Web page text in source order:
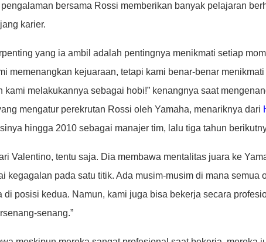
bersama Rossi memberikan banyak pelajaran
karier.
yang ia ambil adalah pentingnya menikmati setiap
memenangkan kejuaraan, tetapi kami benar-benar
kami melakukannya sebagai hobi!” kenangnya saat
mengatur perekrutan Rossi oleh Yamaha, menariknya dari
hingga 2010 sebagai manajer tim, lalu tiga tahun
Valentino, tentu saja. Dia membawa mentalitas juara ke
kegagalan pada satu titik. Ada musim-musim di mana semua
di posisi kedua. Namun, kami juga bisa bekerja secara
senang.”